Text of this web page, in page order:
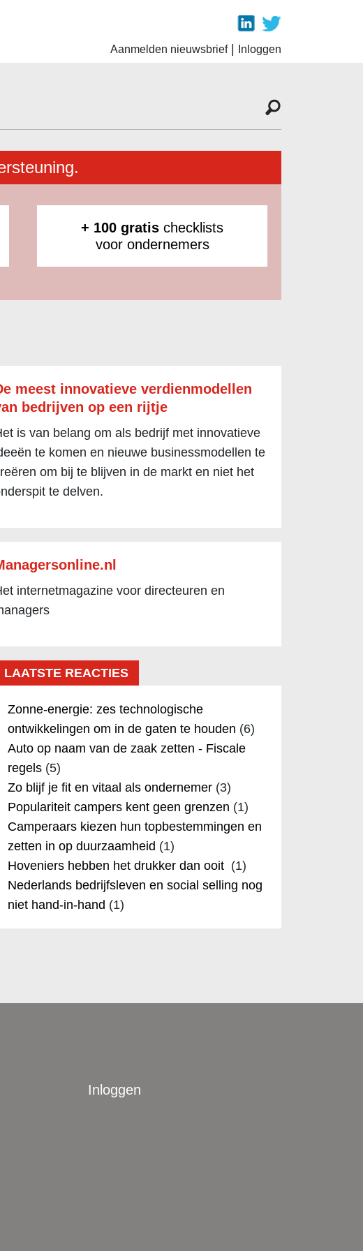
Aanmelden nieuwsbrief| Inloggen
+ 100 gratis checklists
voor ondernemers
meest innovatieve verdienmodellen
bedrijven op een rijtje
is van belang om als bedrijf met innovatieve
te komen en nieuwe businessmodellen te
om bij te blijven in de markt en niet het
te delven.
internetmagazine voor directeuren en
LAATSTE REACTIES
Zonne-energie: zes technologische
ontwikkelingen om in de gaten te houden (6)
Auto op naam van de zaak zetten - Fiscale
regels(5)
Zo blijf je fit en vitaal als ondernemer(3)
Populariteit campers kent geen grenzen (1)
Camperaars kiezen hun topbestemmingen en
zetten in op duurzaamheid (1)
Hoveniers hebben het drukker dan ooit (1)
Nederlands bedrijfsleven en social selling nog
niet hand-in-hand (1)
Inloggen